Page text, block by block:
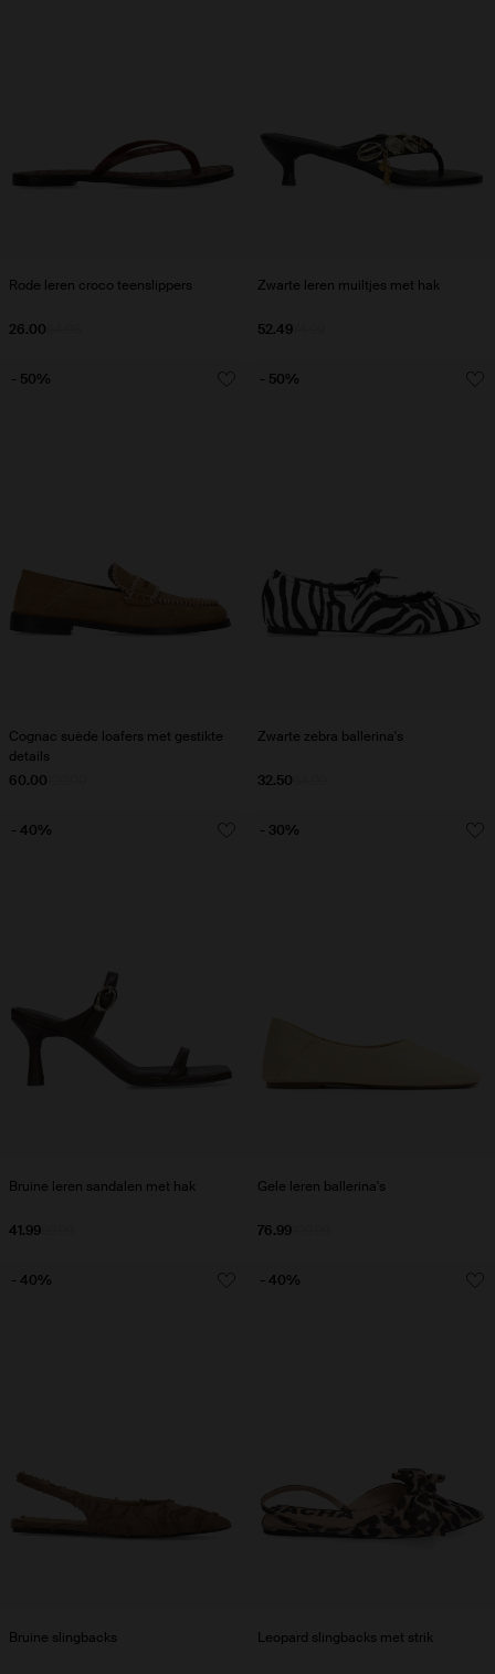
Rode leren croco teenslippers
26.00
Zwarte leren muiltjes met hak
52.49
Cognac suède loafers met gestikte
details
60.00
- 50%
Zwarte zebra ballerina's
32.50
- 50%
Bruine leren sandalen met hak
41.99
- 40%
Gele leren ballerina's
76.99
- 30%
Bruine slingbacks
- 40%
Leopard slingbacks met strik
- 40%